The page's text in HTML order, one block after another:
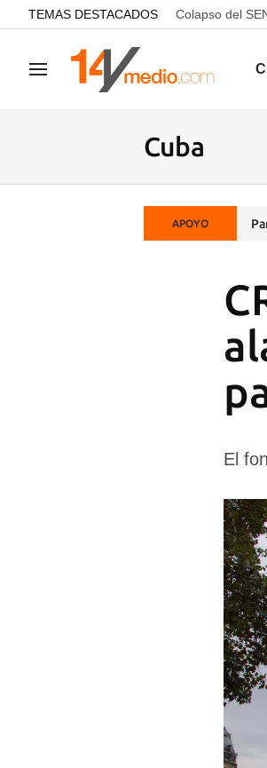
common.go-to-content
TEMAS DESTACADOS Colapso del
Navegación
Cuba
APOYO
El